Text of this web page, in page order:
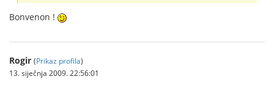
Bonvenon !
Rogir (Prikaz profila)
13. siječnja 2009. 22:56:01